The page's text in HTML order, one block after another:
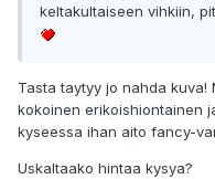
keltakultaiseen vihkiin,
Tasta taytyy jo nahda
kokoinen erikoishiontainen
kyseessa ihan aito fancy-
Uskaltaako hintaa kysya?